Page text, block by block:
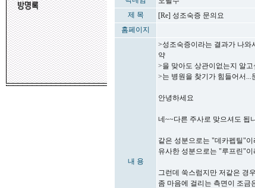
제 목
[Re] 성조숙증 문의요
홈페이지
내 용
>성조숙증이라는 결과가 나와
약
>을 맞아도 상관이없는지 알
>는 병원을 찾기가 힘들어서...
안녕하세요
네~~다른 주사로 맞으셔도 됩
같은 성분으로는 "데카펩틸"
유사한 성분으로는 "루프린"
그런데 쑥스럼지만 저같은 경
좀 마음에 걸리는 측면이 조금